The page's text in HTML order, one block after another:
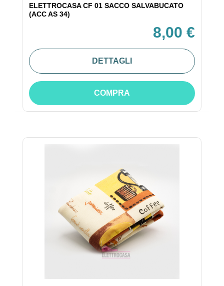
ELETTROCASA CF 01 SACCO SALVABUCATO
(ACC AS 34)
8,00 €
DETTAGLI
COMPRA